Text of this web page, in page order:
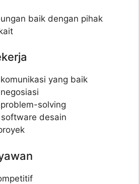
baik dengan pihak
yang baik
solving
desain